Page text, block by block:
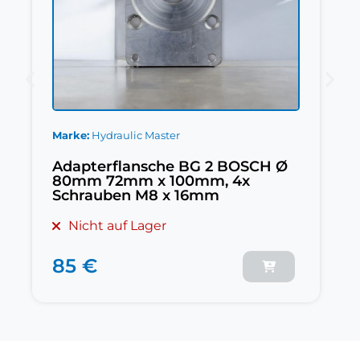
Marke Hydraulic Master
Adapterflansche BG 2 BOSCH Ø
80mm 72mm x 100mm, 4x
Schrauben M8 x 16mm
Nicht auf Lager
85 €